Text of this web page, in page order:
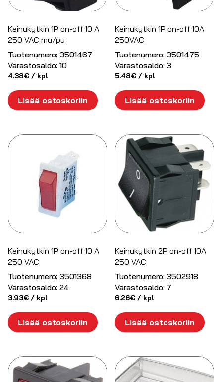
Keinukytkin 1P on-off 10 A
250 VAC mu/pu
Tuotenumero: 3501467
Varastosaldo: 10
4.38€ / kpl
Lisää ostoskoriin
Keinukytkin 1P on-off 10A
250VAC
Tuotenumero: 3501475
Varastosaldo: 3
5.48€ / kpl
Lisää ostoskoriin
Keinukytkin 1P on-off 10 A
250 VAC
Tuotenumero: 3501368
Varastosaldo: 24
3.93€ / kpl
Lisää ostoskoriin
Keinukytkin 2P on-off 10A
250 VAC
Tuotenumero: 3502918
Varastosaldo: 7
6.26€ / kpl
Lisää ostoskoriin